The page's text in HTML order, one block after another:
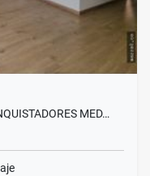
MED…